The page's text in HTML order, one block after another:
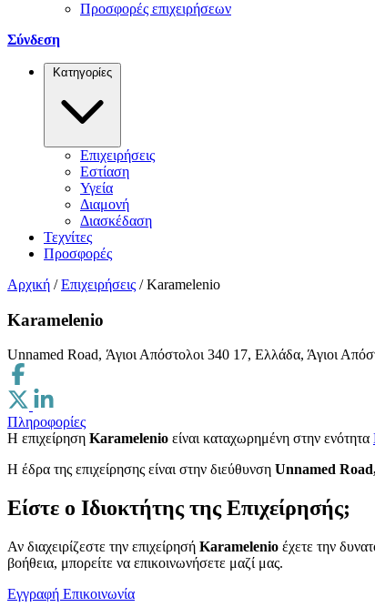
Προσφορές επιχειρήσεων
Σύνδεση
Κατηγορίες
Επιχειρήσεις
Εστίαση
Υγεία
Διαμονή
Διασκέδαση
Τεχνίτες
Προσφορές
Αρχική / Επιχειρήσεις / Karamelenio
Karamelenio
Unnamed Road, Άγιοι Απόστολοι 340 17, Ελλάδα, Άγιοι
Πληροφορίες
Η επιχείρηση Karamelenio είναι καταχωρημένη στην ενότητα
H έδρα της επιχείρησης είναι στην διεύθυνση Unnamed
Είστε ο Ιδιοκτήτης της Επιχείρησής;
Αν διαχειρίζεστε την επιχείρησή Karamelenio έχετε την
βοήθεια, μπορείτε να επικοινωνήσετε μαζί μας.
Εγγραφή Επικοινωνία